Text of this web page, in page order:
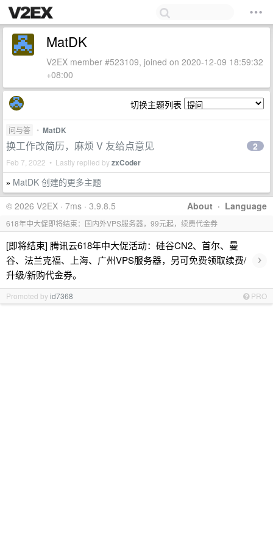
MatDK
V2EX member #523109, joined on 2020-12-09 18:59:32
+08:00
切换主题列表
问与答 • MatDK
换工作改简历，麻烦 V 友给点意见
Feb 7, 2022 • Lastly replied byzxCoder
2
» MatDK 创建的更多主题
About · Language
© 2026 V2EX · 7ms · 3.9.8.5
618年中大促即将结束：国内外VPS服务器，99元起，续费代金券
[即将结束] 腾讯云618年中大促活动：硅谷CN2、首尔、曼
谷、法兰克福、上海、广州VPS服务器，另可免费领取续费/
升级/新购代金券。
›
Promoted byid7368 PRO